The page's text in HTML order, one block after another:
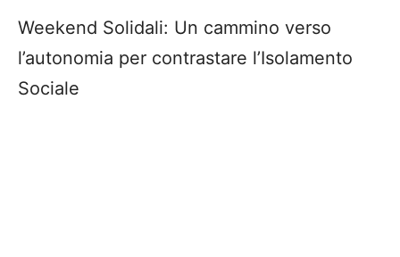
Weekend Solidali: Un cammino verso
l’autonomia per contrastare l’Isolamento
Sociale